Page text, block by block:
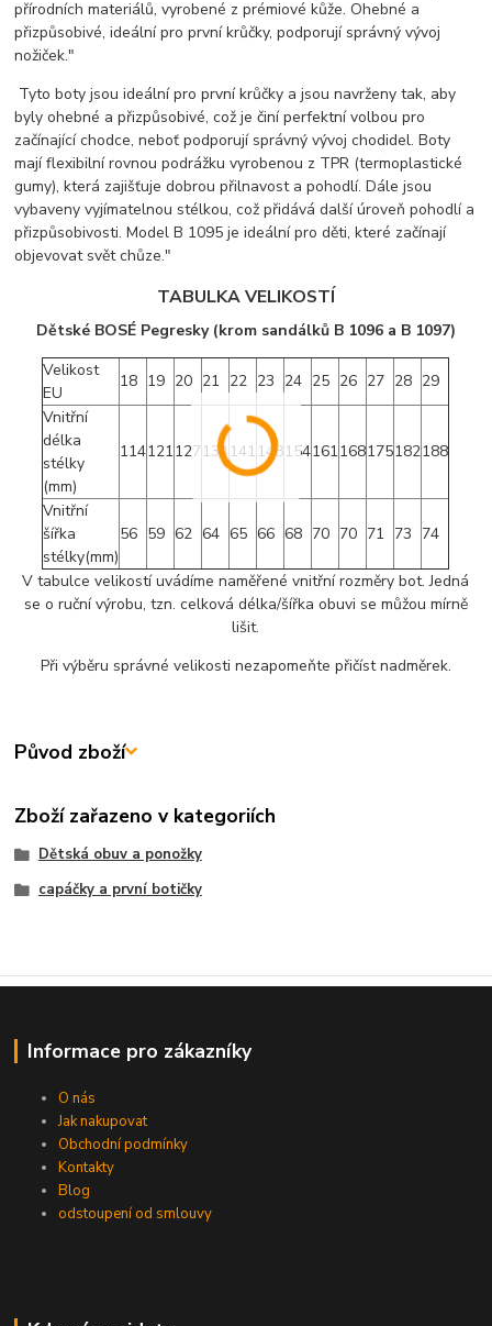
přírodních materiálů, vyrobené z prémiové kůže. Ohebné a
přizpůsobivé, ideální pro první krůčky, podporují správný vývoj
nožiček."
Tyto boty jsou ideální pro první krůčky a jsou navrženy tak, aby
byly ohebné a přizpůsobivé, což je činí perfektní volbou pro
začínající chodce, neboť podporují správný vývoj chodidel. Boty
mají flexibilní rovnou podrážku vyrobenou z TPR (termoplastické
gumy), která zajišťuje dobrou přilnavost a pohodlí. Dále jsou
vybaveny vyjímatelnou stélkou, což přidává další úroveň pohodlí a
přizpůsobivosti. Model B 1095 je ideální pro děti, které začínají
objevovat svět chůze."
TABULKA VELIKOSTÍ
Dětské BOSÉ Pegresky (krom sandálků B 1096 a B 1097)
Velikost
EU
18 19 20 21 22 23 24 25 26 27 28 29
Vnitřní
délka
stélky
(mm)
114121127 134 141 148154161168175182188
Vnitřní
šířka
stélky(mm)
56 59 62 64 65 66 68 70 70 71 73 74
V tabulce velikostí uvádíme naměřené vnitřní rozměry bot. Jedná
se o ruční výrobu, tzn. celková délka/šířka obuvi se můžou mírně
lišit.
Při výběru správné velikosti nezapomeňte přičíst nadměrek.
Původ zboží
Zboží zařazeno v kategoriích
Dětská obuv a ponožky
capáčky a první botičky
Informace pro zákazníky
O nás
Jak nakupovat
Obchodní podmínky
Kontakty
Blog
odstoupení od smlouvy